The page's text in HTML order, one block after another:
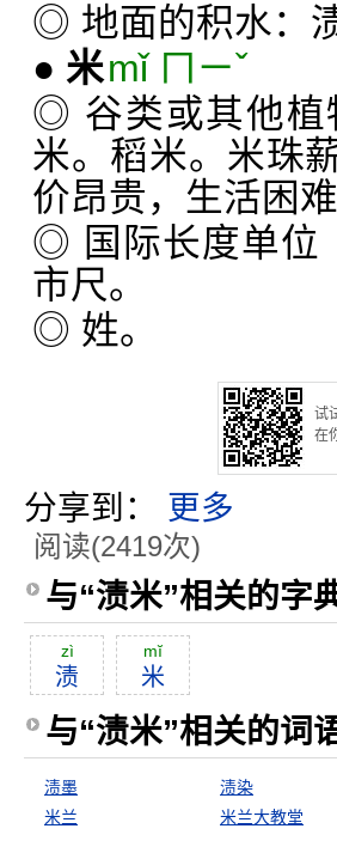
◎ 地面的积水：
● 米mǐ ㄇㄧˇ
◎ 谷类或其他植
米。稻米。米珠
价昂贵，生活困难
◎ 国际长度单位
市尺。
◎ 姓。
试
在
分享到： 更多
阅读(2419次)
与“渍米”相关的字
zì
渍
mĭ
米
与“渍米”相关的词
渍墨 渍染
米兰
米兰大教堂